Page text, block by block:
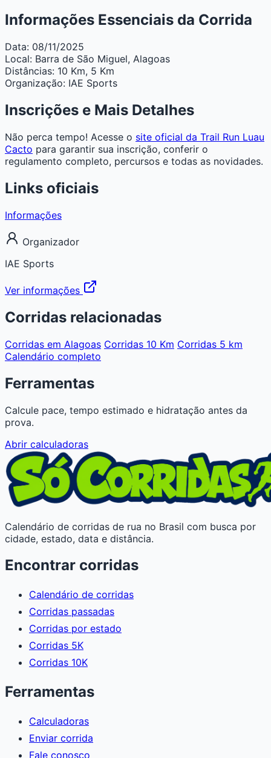
Informações Essenciais da Corrida
Data: 08/11/2025
Local: Barra de São Miguel, Alagoas
Distâncias: 10 Km, 5 Km
Organização: IAE Sports
Inscrições e Mais Detalhes
Não perca tempo! Acesse o site oficial da Trail Run Luau
Cacto para garantir sua inscrição, conferir o
regulamento completo, percursos e todas as novidades.
Links oficiais
Informações
Organizador
IAE Sports
Ver informações
Corridas relacionadas
Corridas em Alagoas Corridas 10 Km Corridas 5 km
Calendário completo
Ferramentas
Calcule pace, tempo estimado e hidratação antes da
prova.
Abrir calculadoras
Calendário de corridas de rua no Brasil com busca por
cidade, estado, data e distância.
Encontrar corridas
Calendário de corridas
Corridas passadas
Corridas por estado
Corridas 5K
Corridas 10K
Ferramentas
Calculadoras
Enviar corrida
Fale conosco